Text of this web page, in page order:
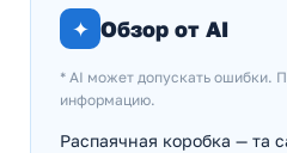
✦ Обзор от AI
* AI может допускать ошибки.
информацию.
Распаячная коробка — та